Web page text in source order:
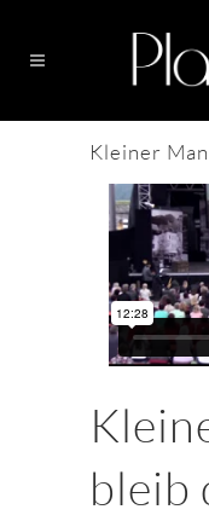
Kleiner
bleib